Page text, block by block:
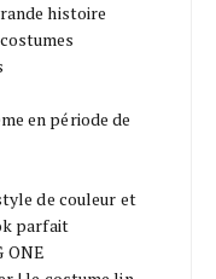
histoire
en période de
de couleur et
parfait
ONE